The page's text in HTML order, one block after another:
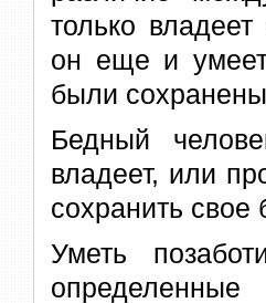
только
он еще и умеет
были
Бедный
владеет, или
сохранить свое
Уметь